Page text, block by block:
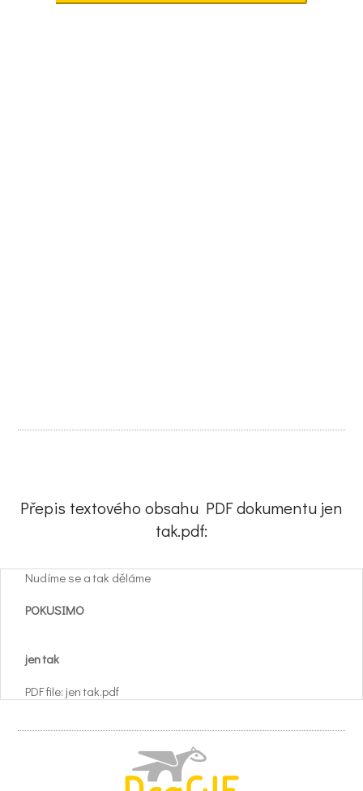
Přepis textového obsahu PDF dokumentu jen
tak.pdf:
Nudíme se a tak děláme
POKUSIMO
jen tak
PDF file: jen tak.pdf